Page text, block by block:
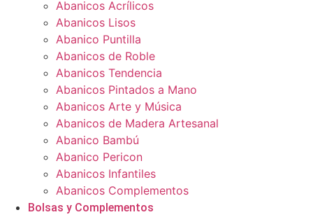
Abanicos Acrílicos
Abanicos Lisos
Abanico Puntilla
Abanicos de Roble
Abanicos Tendencia
Abanicos Pintados a Mano
Abanicos Arte y Música
Abanicos de Madera Artesanal
Abanico Bambú
Abanico Pericon
Abanicos Infantiles
Abanicos Complementos
Bolsas y Complementos